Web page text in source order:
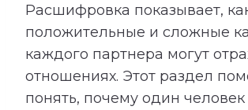
Расшифровка показывает,
положительные и сложные
каждого партнера могут
отношениях. Этот раздел
понять, почему один человек